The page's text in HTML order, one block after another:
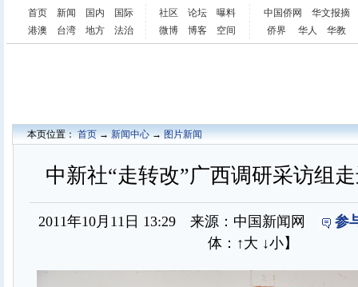
首页 新闻 国内
国际
港澳
台湾 地方 法治
社区 论坛
曝料
微博
博客 空间
中国侨网
华文报摘
侨界
华人 华教
本页位置：首页→新闻中心→图片新闻
中新社“走转改”广西调研采访组
2011年10月11日 13:29 来源：中国新闻网
参
体： ↑大 ↓小】